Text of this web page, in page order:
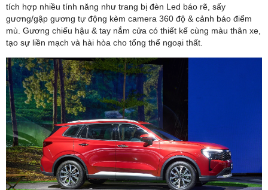
tích hợp nhiều tính năng như trang bị đèn Led báo rẽ, sấy
gương/gập gương tự động kèm camera 360 độ & cảnh báo điểm
mù. Gương chiếu hậu & tay nắm cửa có thiết kế cùng màu thân xe,
tạo sự liền mạch và hài hòa cho tổng thể ngoại thất.